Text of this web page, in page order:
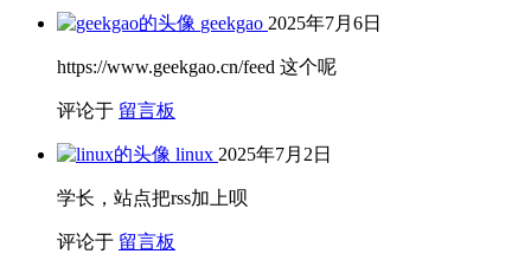
geekgao 2025年7月6日
https://www.geekgao.cn/feed 这个呢
评论于 留言板
linux 2025年7月2日
学长，站点把rss加上呗
评论于 留言板